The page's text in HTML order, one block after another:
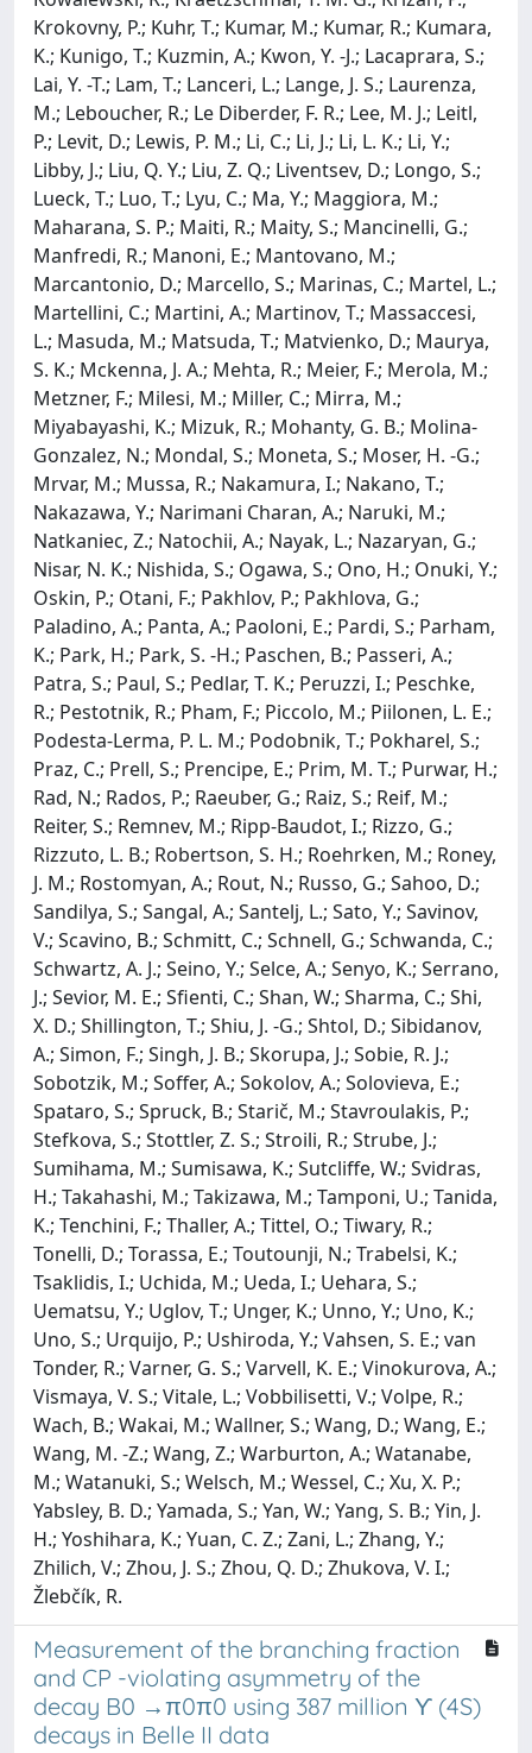
Krokovny, P.; Kuhr, T.; Kumar, M.; Kumar, R.; Kumara,
K.; Kunigo, T.; Kuzmin, A.; Kwon, Y. -J.; Lacaprara, S.;
Lai, Y. -T.; Lam, T.; Lanceri, L.; Lange, J. S.; Laurenza,
M.; Leboucher, R.; Le Diberder, F. R.; Lee, M. J.; Leitl,
P.; Levit, D.; Lewis, P. M.; Li, C.; Li, J.; Li, L. K.; Li, Y.;
Libby, J.; Liu, Q. Y.; Liu, Z. Q.; Liventsev, D.; Longo, S.;
Lueck, T.; Luo, T.; Lyu, C.; Ma, Y.; Maggiora, M.;
Maharana, S. P.; Maiti, R.; Maity, S.; Mancinelli, G.;
Manfredi, R.; Manoni, E.; Mantovano, M.;
Marcantonio, D.; Marcello, S.; Marinas, C.; Martel, L.;
Martellini, C.; Martini, A.; Martinov, T.; Massaccesi,
L.; Masuda, M.; Matsuda, T.; Matvienko, D.; Maurya,
S. K.; Mckenna, J. A.; Mehta, R.; Meier, F.; Merola, M.;
Metzner, F.; Milesi, M.; Miller, C.; Mirra, M.;
Miyabayashi, K.; Mizuk, R.; Mohanty, G. B.; Molina-
Gonzalez, N.; Mondal, S.; Moneta, S.; Moser, H. -G.;
Mrvar, M.; Mussa, R.; Nakamura, I.; Nakano, T.;
Nakazawa, Y.; Narimani Charan, A.; Naruki, M.;
Natkaniec, Z.; Natochii, A.; Nayak, L.; Nazaryan, G.;
Nisar, N. K.; Nishida, S.; Ogawa, S.; Ono, H.; Onuki, Y.;
Oskin, P.; Otani, F.; Pakhlov, P.; Pakhlova, G.;
Paladino, A.; Panta, A.; Paoloni, E.; Pardi, S.; Parham,
K.; Park, H.; Park, S. -H.; Paschen, B.; Passeri, A.;
Patra, S.; Paul, S.; Pedlar, T. K.; Peruzzi, I.; Peschke,
R.; Pestotnik, R.; Pham, F.; Piccolo, M.; Piilonen, L. E.;
Podesta-Lerma, P. L. M.; Podobnik, T.; Pokharel, S.;
Praz, C.; Prell, S.; Prencipe, E.; Prim, M. T.; Purwar, H.;
Rad, N.; Rados, P.; Raeuber, G.; Raiz, S.; Reif, M.;
Reiter, S.; Remnev, M.; Ripp-Baudot, I.; Rizzo, G.;
Rizzuto, L. B.; Robertson, S. H.; Roehrken, M.; Roney,
J. M.; Rostomyan, A.; Rout, N.; Russo, G.; Sahoo, D.;
Sandilya, S.; Sangal, A.; Santelj, L.; Sato, Y.; Savinov,
V.; Scavino, B.; Schmitt, C.; Schnell, G.; Schwanda, C.;
Schwartz, A. J.; Seino, Y.; Selce, A.; Senyo, K.; Serrano,
J.; Sevior, M. E.; Sfienti, C.; Shan, W.; Sharma, C.; Shi,
X. D.; Shillington, T.; Shiu, J. -G.; Shtol, D.; Sibidanov,
A.; Simon, F.; Singh, J. B.; Skorupa, J.; Sobie, R. J.;
Sobotzik, M.; Soffer, A.; Sokolov, A.; Solovieva, E.;
Spataro, S.; Spruck, B.; Starič, M.; Stavroulakis, P.;
Stefkova, S.; Stottler, Z. S.; Stroili, R.; Strube, J.;
Sumihama, M.; Sumisawa, K.; Sutcliffe, W.; Svidras,
H.; Takahashi, M.; Takizawa, M.; Tamponi, U.; Tanida,
K.; Tenchini, F.; Thaller, A.; Tittel, O.; Tiwary, R.;
Tonelli, D.; Torassa, E.; Toutounji, N.; Trabelsi, K.;
Tsaklidis, I.; Uchida, M.; Ueda, I.; Uehara, S.;
Uematsu, Y.; Uglov, T.; Unger, K.; Unno, Y.; Uno, K.;
Uno, S.; Urquijo, P.; Ushiroda, Y.; Vahsen, S. E.; van
Tonder, R.; Varner, G. S.; Varvell, K. E.; Vinokurova, A.;
Vismaya, V. S.; Vitale, L.; Vobbilisetti, V.; Volpe, R.;
Wach, B.; Wakai, M.; Wallner, S.; Wang, D.; Wang, E.;
Wang, M. -Z.; Wang, Z.; Warburton, A.; Watanabe,
M.; Watanuki, S.; Welsch, M.; Wessel, C.; Xu, X. P.;
Yabsley, B. D.; Yamada, S.; Yan, W.; Yang, S. B.; Yin, J.
H.; Yoshihara, K.; Yuan, C. Z.; Zani, L.; Zhang, Y.;
Zhilich, V.; Zhou, J. S.; Zhou, Q. D.; Zhukova, V. I.;
Žlebčík, R.
Measurement of the branching fraction
and CP -violating asymmetry of the
decay B0 →π0π0 using 387 million ϒ (4S)
decays in Belle II data